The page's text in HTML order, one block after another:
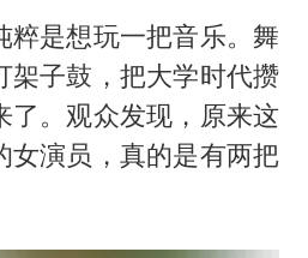
粹是想玩一把音乐。舞
架子鼓，把大学时代攒
了。观众发现，原来这
女演员，真的是有两把